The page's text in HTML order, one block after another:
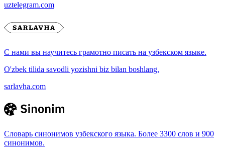
uztelegram.com
С нами вы научитесь грамотно писать на узбекском языке.
O'zbek tilida savodli yozishni biz bilan boshlang.
sarlavha.com
Словарь синонимов узбекского языка. Более 3300 слов и 900
синонимов.